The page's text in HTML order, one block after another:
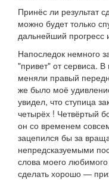
Принёс ли результат
можно будет только
дальнейший прогресс
Напоследок немного
"привет" от сервиса.
меняли правый
же было моё
увидел, что ступица
четырёх ! Четвёртый
он со временем
зацепился бы за
непредсказуемыми
слова моего
сделать хорошо —